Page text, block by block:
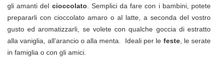
gli amanti del cioccolato . Semplici da fare con i bambini, potete
prepararli con cioccolato amaro o al latte, a seconda del vostro
gusto ed aromatizzarli, se volete con qualche goccia di estratto
alla vaniglia, all’arancio o alla menta. Ideali per le feste, le serate
in famiglia o con gli amici.